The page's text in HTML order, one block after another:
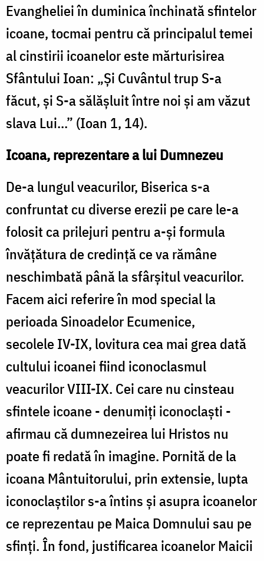
Evangheliei în duminica închinată sfintelor
icoane, tocmai pentru că principalul temei
al cinstirii icoanelor este mărturisirea
Sfântului Ioan: „Şi Cuvântul trup S-a
făcut, şi S-a sălăşluit între noi şi am văzut
slava Lui...” (Ioan 1, 14).
Icoana, reprezentare a lui Dumnezeu
De-a lungul veacurilor, Biserica s-a
confruntat cu diverse erezii pe care le-a
folosit ca prilejuri pentru a-şi formula
învăţătura de credinţă ce va rămâne
neschimbată până la sfârşitul veacurilor.
Facem aici referire în mod special la
perioada Sinoadelor Ecumenice,
secolele IV-IX, lovitura cea mai grea dată
cultului icoanei fiind iconoclasmul
veacurilor VIII-IX. Cei care nu cinsteau
sfintele icoane - denumiţi iconoclaşti -
afirmau că dumnezeirea lui Hristos nu
poate fi redată în imagine. Pornită de la
icoana Mântuitorului, prin extensie, lupta
iconoclaştilor s-a întins şi asupra icoanelor
ce reprezentau pe Maica Domnului sau pe
sfinţi. În fond, justificarea icoanelor Maicii